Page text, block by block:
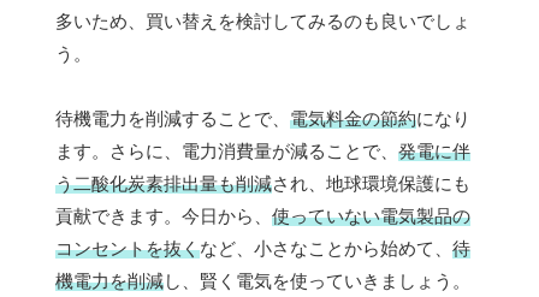
多いため、買い替えを検討してみるのも良いでしょ
う。
待機電力を削減することで、 電気料金の節約になり
ます。さらに、電力消費量が減ることで、 発電に伴
う二酸化炭素排出量も削減され、地球環境保護にも
貢献できます。今日から、 使っていない電気製品の
コンセントを抜くなど、小さなことから始めて、 待
機電力を削減し、賢く電気を使っていきましょう。